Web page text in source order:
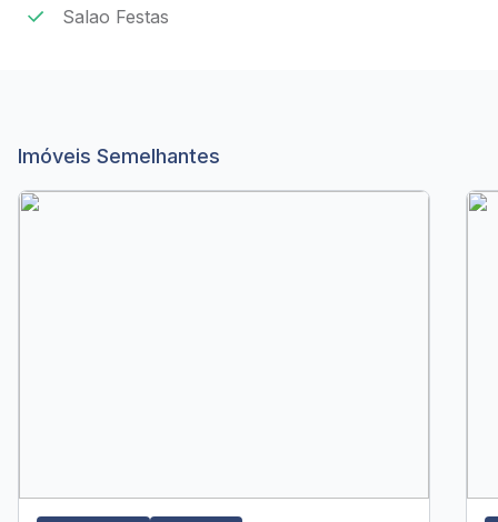
Salao Festas
Imóveis Semelhantes